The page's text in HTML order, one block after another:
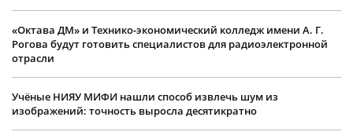
«Октава ДМ» и Технико-экономический колледж имени А. Г.
Рогова будут готовить специалистов для радиоэлектронной
отрасли
Учëные НИЯУ МИФИ нашли способ извлечь шум из
изображений: точность выросла десятикратно